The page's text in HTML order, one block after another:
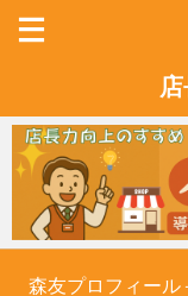
森友プロフィール